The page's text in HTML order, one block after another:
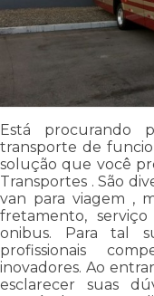
Está procurando
transporte de
solução que você
Transportes . São
van para viagem ,
fretamento,
onibus. Para tal
profissionais
inovadores. Ao
esclarecer suas